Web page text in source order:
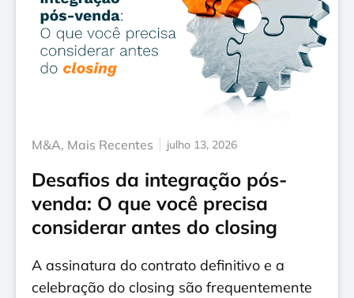
M&A, Mais Recentes julho 13, 2026
Desafios da integração pós-
venda: O que você precisa
considerar antes do closing
A assinatura do contrato definitivo e a
celebração do closing são frequentemente